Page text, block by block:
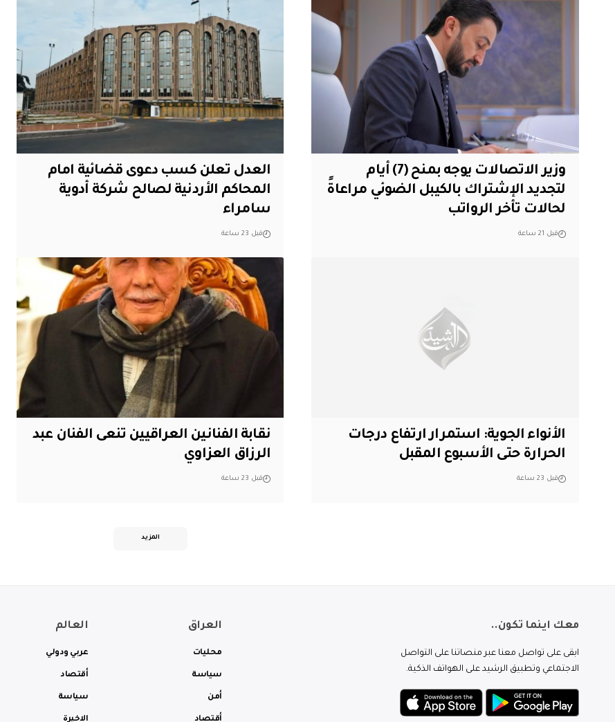
وزير الاتصالات يوجه بمنح (7) أيام
لتجديد الإشتراك بالكيبل الضوئي مراعاةً
لحالات تأخر الرواتب
قبل 21 ساعة
العدل تعلن كسب دعوى قضائية امام
المحاكم الأردنية لصالح شركة أدوية
سامراء
قبل 23 ساعة
الأنواء الجوية: استمرار ارتفاع درجات
الحرارة حتى الأسبوع المقبل
قبل 23 ساعة
نقابة الفنانين العراقيين تنعى الفنان عبد
الرزاق العزاوي
قبل 23 ساعة
المزيد
معك اينما تكون..
ابقى على تواصل معنا عبر منصاتنا على التواصل
الاجتماعي وتطبيق الرشيد على الهواتف الذكية.
العراق
محليات
سياسة
أمن
أقتصاد
العالم
عربي ودولي
أقتصاد
سياسة
الاخيرة